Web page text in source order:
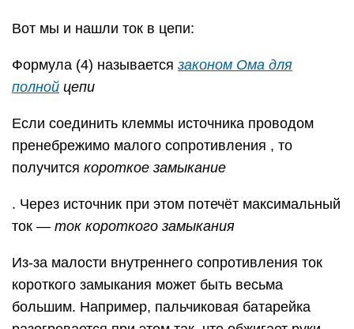
Вот мы и нашли ток в цепи:
Формула (4) называется законом Ома для
полной цепи
Если соединить клеммы источника проводом
пренебрежимо малого сопротивления , то
получится короткое замыкание
. Через источник при этом потечёт максимальный
ток — ток короткого замыкания
Из-за малости внутреннего сопротивления ток
короткого замыкания может быть весьма
большим. Например, пальчиковая батарейка